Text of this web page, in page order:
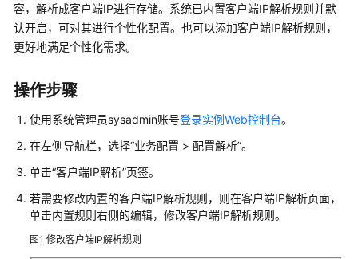
品
介
绍
计
费
说
快
入
门
容，解析成客户端IP进行存储。系统已内置客户端IP解析规则并默
认开启，可对其进行个性化配置。也可以添加客户端IP解析规则，
更好地满足个性化需求。
操作步骤
使用系统管理员sysadmin账号登录实例Web控制台。
在左侧导航栏，选择“业务配置 > 配置解析”。
单击“客户端IP解析”页签。
若需要修改内置的客户端IP解析规则，则在客户端IP解析页面，
单击内置规则右侧的编辑，修改客户端IP解析规则。
图1 修改客户端IP解析规则